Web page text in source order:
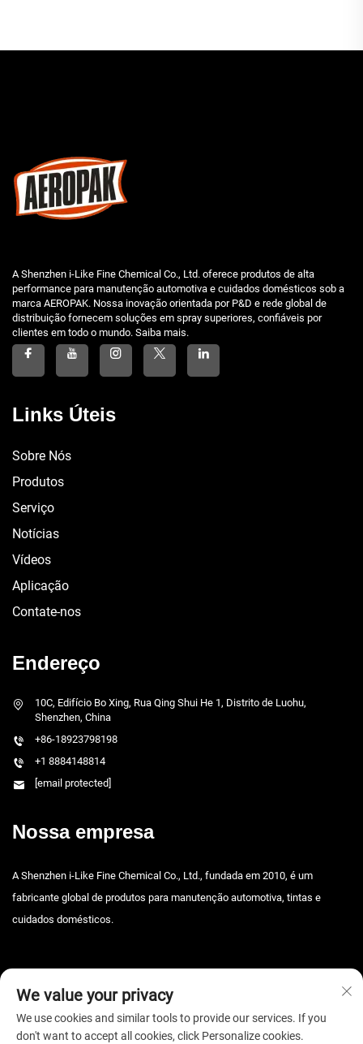
A Shenzhen i-Like Fine Chemical Co., Ltd. oferece produtos de alta
performance para manutenção automotiva e cuidados domésticos sob a
marca AEROPAK. Nossa inovação orientada por P&D e rede global de
distribuição fornecem soluções em spray superiores, confiáveis por
clientes em todo o mundo. Saiba mais.
Links Úteis
Sobre Nós
Produtos
Serviço
Notícias
Vídeos
Aplicação
Contate-nos
Endereço
10C, Edifício Bo Xing, Rua Qing Shui He 1, Distrito de Luohu,
Shenzhen, China
+86-18923798198
+1 8884148814
[email protected]
Nossa empresa
A Shenzhen i-Like Fine Chemical Co., Ltd., fundada em 2010, é um
fabricante global de produtos para manutenção automotiva, tintas e
cuidados domésticos.
Direitos autorais © 2025 Shenzhen i-Like Fine Chemical Co., Ltd. Todos os
We value your privacy
We use cookies and similar tools to provide our services. If you
don't want to accept all cookies, click Personalize cookies.